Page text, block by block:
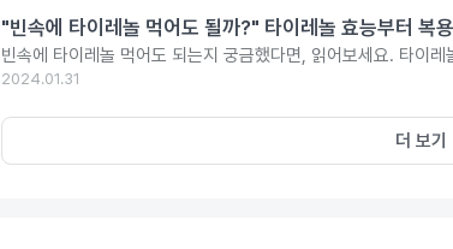
"빈속에 타이레놀 먹어도 될까?" 타이레놀 효능부터 복
빈속에 타이레놀 먹어도 되는지 궁금했다면, 읽어보세요. 타이
2024.01.31
더 보기